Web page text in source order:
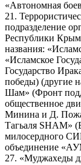
«Автономная
21.
подразделение
Республики
названия:
«Исламское
Государство
победы) (другие
Шам» (Фронт
общественное
Минина и Д.
Тагьаля SHAM»
милосердного
объединение
27. «Муджахеды